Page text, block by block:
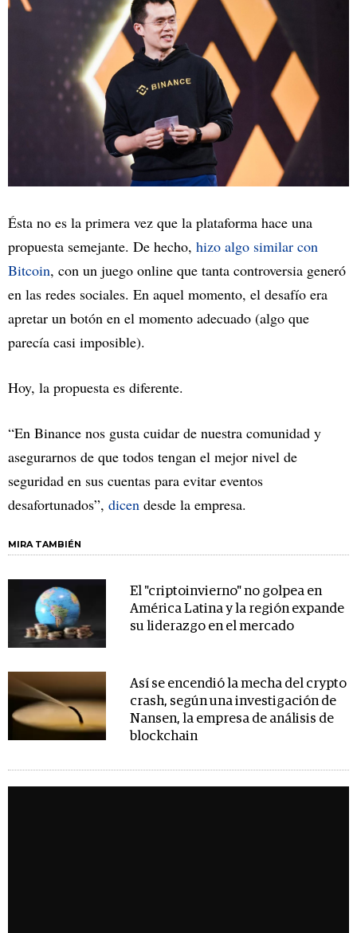
Ésta no es la primera vez que la plataforma hace una
propuesta semejante. De hecho, hizo algo similar con
Bitcoin, con un juego online que tanta controversia generó
en las redes sociales. En aquel momento, el desafío era
apretar un botón en el momento adecuado (algo que
parecía casi imposible).
Hoy, la propuesta es diferente.
“En Binance nos gusta cuidar de nuestra comunidad y
asegurarnos de que todos tengan el mejor nivel de
seguridad en sus cuentas para evitar eventos
desafortunados”, dicen desde la empresa.
MIRA TAMBIÉN
El "criptoinvierno" no golpea en
América Latina y la región expande
su liderazgo en el mercado
Así se encendió la mecha del crypto
crash, según una investigación de
Nansen, la empresa de análisis de
blockchain